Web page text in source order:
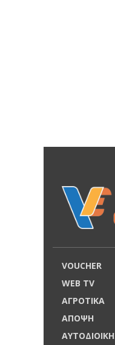
VOUCHER
WEB TV
ΑΓΡΟΤΙΚΑ
ΑΠΟΨΗ